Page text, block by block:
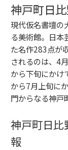
神戸町日
現代仮名書壇の
る美術館。日本
た名作283点が
されるのは、4
から下旬にかけ
から7月上旬に
門からなる神戸
神戸町日比
報